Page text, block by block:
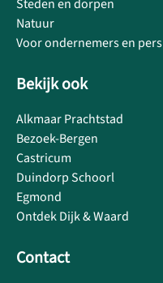
Steden en dorpen
Natuur
Voor ondernemers en pers
Bekijk ook
Alkmaar Prachtstad
Bezoek-Bergen
Castricum
Duindorp Schoorl
Egmond
Ontdek Dijk & Waard
Contact